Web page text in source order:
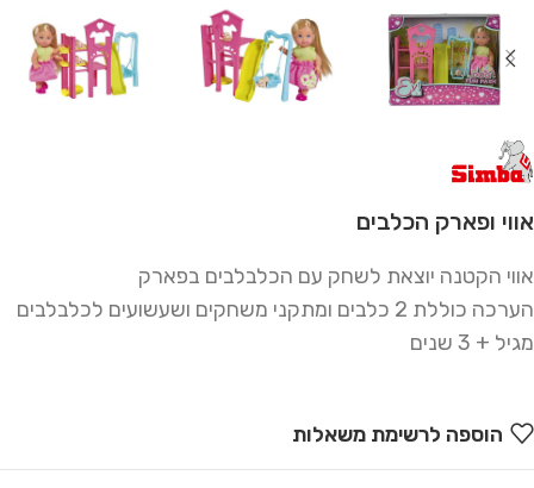
אווי ופארק הכלבים
אווי הקטנה יוצאת לשחק עם הכלבלבים בפארק
הערכה כוללת 2 כלבים ומתקני משחקים ושעשועים לכלבלבים
מגיל + 3 שנים
הוספה לרשימת משאלות